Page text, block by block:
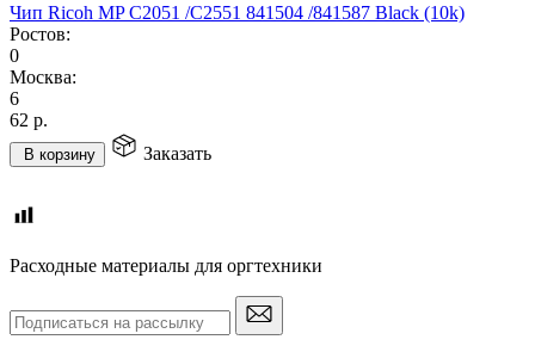
Чип Ricoh MP C2051 /C2551 841504 /841587 Black (10k)
Ростов:
0
Москва:
6
62 р.
В корзину Заказать
Расходные материалы для оргтехники